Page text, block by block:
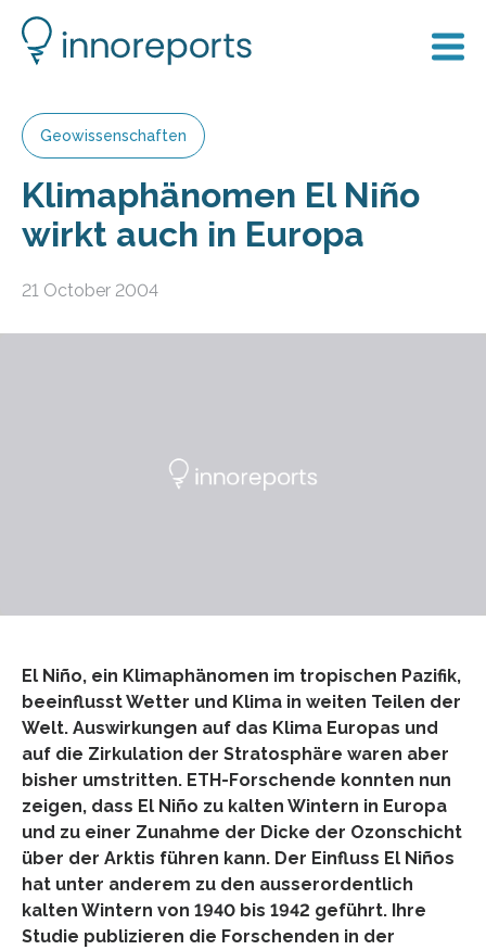
Geowissenschaften
Klimaphänomen El Niño
wirkt auch in Europa
21 October 2004
El Niño, ein Klimaphänomen im tropischen Pazifik,
beeinflusst Wetter und Klima in weiten Teilen der
Welt. Auswirkungen auf das Klima Europas und
auf die Zirkulation der Stratosphäre waren aber
bisher umstritten. ETH-Forschende konnten nun
zeigen, dass El Niño zu kalten Wintern in Europa
und zu einer Zunahme der Dicke der Ozonschicht
über der Arktis führen kann. Der Einfluss El Niños
hat unter anderem zu den ausserordentlich
kalten Wintern von 1940 bis 1942 geführt. Ihre
Studie publizieren die Forschenden in der